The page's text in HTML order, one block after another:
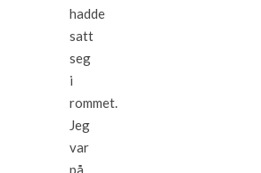
hadde
satt
seg
i
rommet.
Jeg
var
på